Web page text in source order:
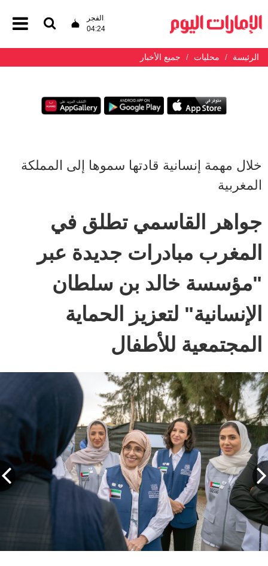
الفجر
04:24
الرئيسة محليات جميع الأخبار
خلال مهمة إنسانية قادتها سموها إلى المملكة
المغربية
جواهر القاسمي تطلق في
المغرب مبادرات جديدة عبر
"مؤسسة خالد بن سلطان
الإنسانية" لتعزيز الحماية
المجتمعية للأطفال